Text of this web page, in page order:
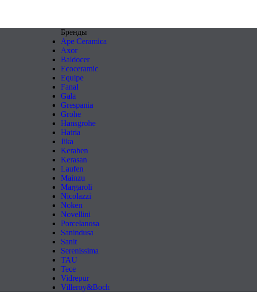
Бренды
Ape Ceramica
Axor
Baldocer
Ecoceramic
Equipe
Fanal
Gala
Grespania
Grohe
Hansgrohe
Hatria
Jika
Keraben
Kerasan
Laufen
Mainzu
Margaroli
Nicolazzi
Noken
Novellini
Porcelanosa
Sanindusa
Sanit
Serenissima
TAU
Tece
Vidrepur
Villeroy&Boch